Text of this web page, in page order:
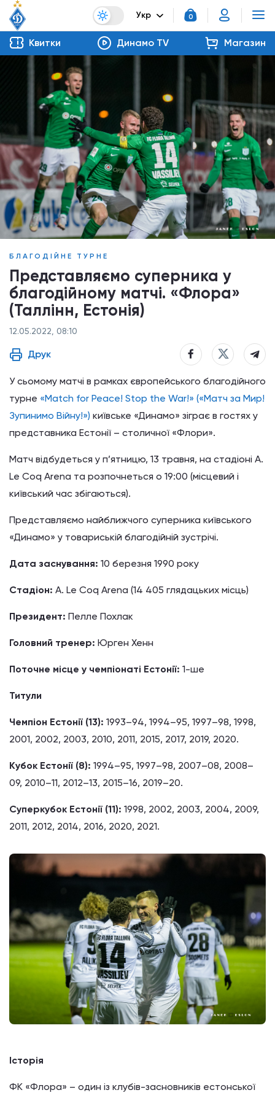
Укр 0
Квитки Динамо TV Магазин
БЛАГОДІЙНЕ ТУРНЕ
Представляємо суперника у
благодійному матчі. «Флора»
(Таллінн, Естонія)
12.05.2022, 08:10
Друк
У сьомому матчі в рамках європейського благодійного
турне «Match for Peace! Stop the War!» («Матч за Мир!
Зупинимо Війну!») київське «Динамо» зіграє в гостях у
представника Естонії – столичної «Флори».
Матч відбудеться у п’ятницю, 13 травня, на стадіоні A.
Le Coq Arena та розпочнеться о 19:00 (місцевий і
київський час збігаються).
Представляємо найближчого суперника київського
«Динамо» у товариській благодійній зустрічі.
Дата заснування: 10 березня 1990 року
Стадіон: A. Le Coq Arena (14 405 глядацьких місць)
Президент: Пелле Похлак
Головний тренер: Юрген Хенн
Поточне місце у чемпіонаті Естонії: 1-ше
Титули
Чемпіон Естонії (13): 1993–94, 1994–95, 1997–98, 1998,
2001, 2002, 2003, 2010, 2011, 2015, 2017, 2019, 2020.
Кубок Естонії (8): 1994–95, 1997–98, 2007–08, 2008–
09, 2010–11, 2012–13, 2015–16, 2019–20.
Суперкубок Естонії (11): 1998, 2002, 2003, 2004, 2009,
2011, 2012, 2014, 2016, 2020, 2021.
Історія
ФК «Флора» – один із клубів-засновників естонської